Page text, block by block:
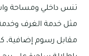
تنس داخلي ومساحة
مثل خدمة الغرف
مقابل رسوم إضافية،